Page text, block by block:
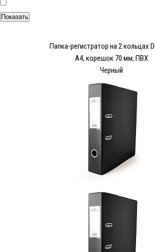
Папка-регистратор на 2 кольцах
А4, корешок 70 мм, ПВХ
Черный